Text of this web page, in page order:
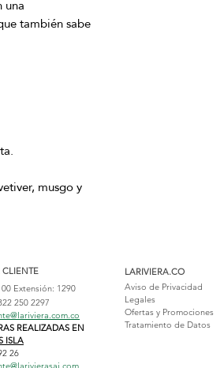
también sabe
musgo y
CLIENTE
Extensión: 1290
250 2297
REALIZADAS EN
ISLA
26
LARIVIERA.CO
Aviso de Privacidad
Legales
Ofertas y Promociones
Tratamiento de Datos